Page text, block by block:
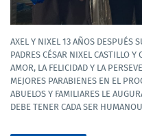
AXEL Y NIXEL 13 AÑOS DESPUÉS
PADRES CÉSAR NIXEL CASTILLO Y
AMOR, LA FELICIDAD Y LA
MEJORES PARABIENES EN EL
ABUELOS Y FAMILIARES LE
DEBE TENER CADA SER